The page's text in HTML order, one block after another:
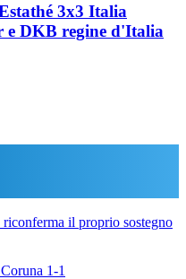
3x3 Italia
e DKB regine d'Italia
il proprio sostegno
1-1